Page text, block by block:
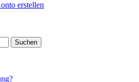
erstellen
Suchen